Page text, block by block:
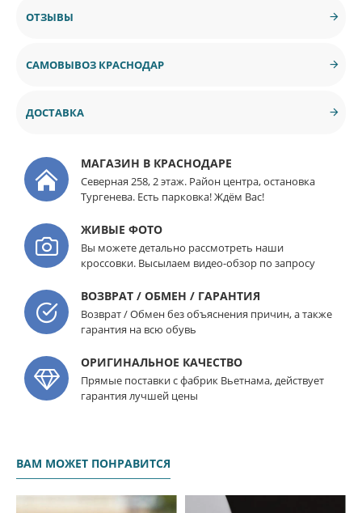
ОТЗЫВЫ
САМОВЫВОЗ КРАСНОДАР
ДОСТАВКА
МАГАЗИН В КРАСНОДАРЕ
Северная 258, 2 этаж. Район центра, остановка
Тургенева. Есть парковка! Ждём Вас!
ЖИВЫЕ ФОТО
Вы можете детально рассмотреть наши
кроссовки. Высылаем видео-обзор по запросу
ВОЗВРАТ / ОБМЕН / ГАРАНТИЯ
Возврат / Обмен без объяснения причин, а также
гарантия на всю обувь
ОРИГИНАЛЬНОЕ КАЧЕСТВО
Прямые поставки с фабрик Вьетнама, действует
гарантия лучшей цены
ВАМ МОЖЕТ ПОНРАВИТСЯ